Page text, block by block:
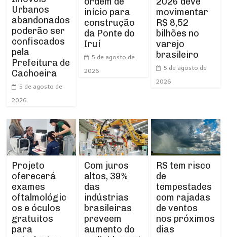
Urbanos
abandonados
poderão ser
confiscados
pela
Prefeitura de
Cachoeira
5 de agosto de
2026
início para
construção
da Ponte do
Iruí
5 de agosto de
2026
movimentar
R$ 8,52
bilhões no
varejo
brasileiro
5 de agosto de
2026
Projeto
oferecerá
exames
oftalmológic
os e óculos
gratuitos
para
Com juros
altos, 39%
das
indústrias
brasileiras
preveem
aumento do
RS tem risco
de
tempestades
com rajadas
de ventos
nos próximos
dias